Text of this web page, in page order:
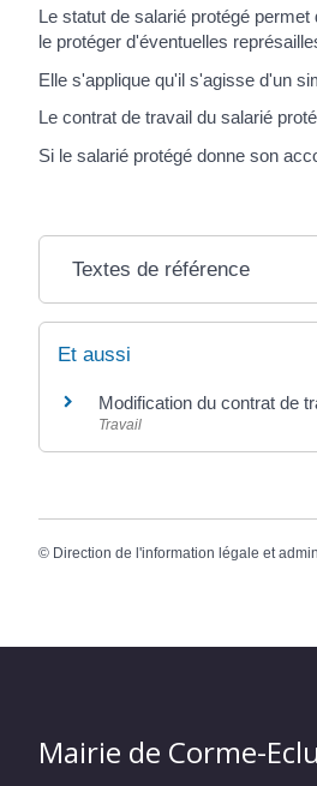
Le statut de salarié protégé
le protéger d'éventuelles
Elle s'applique qu'il s'agisse d'un
Le contrat de travail du salarié
Si le salarié protégé donne son
Textes de référence
Et aussi
Modification du contrat de
Travail
© Direction de l'information légale et
Mairie de Corme-